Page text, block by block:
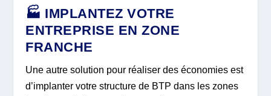
🏭 IMPLANTEZ VOTRE
ENTREPRISE EN ZONE
FRANCHE
Une autre solution pour réaliser des économies est
d’implanter votre structure de BTP dans les zones